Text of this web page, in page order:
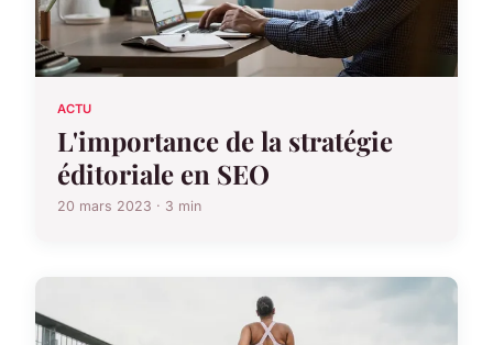
ACTU
L'importance de la stratégie
éditoriale en SEO
20 mars 2023 · 3 min